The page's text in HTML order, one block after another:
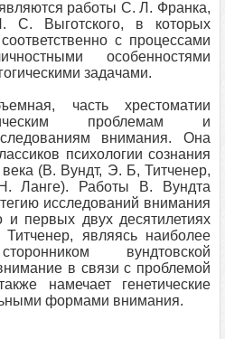
работы С. Л. Франка,
Выготского, в которых
с процессами
особенностями
задачами.
часть хрестоматии
проблемам и
внимания. Она
психологии сознания
(В. Вундт, Э. Б, Титченер,
Ланге). Работы В. Вундта
исследований внимания
и первых двух десятилетиях
являясь наиболее
вундтовской
в связи с проблемой
намечает генетические
формами внимания.